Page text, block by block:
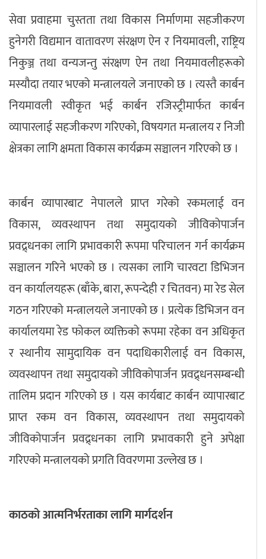
सेवा प्रवाहमा चुस्तता तथा विकास निर्माणमा सहजीकरण
हुनेगरी विद्यमान वातावरण संरक्षण ऐन र नियमावली, राष्ट्रिय
निकुञ्ज तथा वन्यजन्तु संरक्षण ऐन तथा नियमावलीहरूको
मस्यौदा तयार भएको मन्त्रालयले जनाएको छ । त्यस्तै कार्बन
नियमावली स्वीकृत भई कार्बन रजिस्ट्रीमार्फत कार्बन
व्यापारलाई सहजीकरण गरिएको, विषयगत मन्त्रालय र निजी
क्षेत्रका लागि क्षमता विकास कार्यक्रम सञ्चालन गरिएको छ ।
कार्बन व्यापारबाट नेपालले प्राप्त गरेको रकमलाई वन
विकास, व्यवस्थापन तथा समुदायको जीविकोपार्जन
प्रवद्र्धनका लागि प्रभावकारी रूपमा परिचालन गर्न कार्यक्रम
सञ्चालन गरिने भएको छ । त्यसका लागि चारवटा डिभिजन
वन कार्यालयहरू (बाँके, बारा, रूपन्देही र चितवन) मा रेड सेल
गठन गरिएको मन्त्रालयले जनाएको छ । प्रत्येक डिभिजन वन
कार्यालयमा रेड फोकल व्यक्तिको रूपमा रहेका वन अधिकृत
र स्थानीय सामुदायिक वन पदाधिकारीलाई वन विकास,
व्यवस्थापन तथा समुदायको जीविकोपार्जन प्रवद्र्धनसम्बन्धी
तालिम प्रदान गरिएको छ । यस कार्यबाट कार्बन व्यापारबाट
प्राप्त रकम वन विकास, व्यवस्थापन तथा समुदायको
जीविकोपार्जन प्रवद्र्धनका लागि प्रभावकारी हुने अपेक्षा
गरिएको मन्त्रालयको प्रगति विवरणमा उल्लेख छ ।
काठको आत्मनिर्भरताका लागि मार्गदर्शन